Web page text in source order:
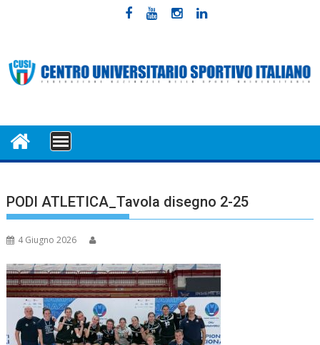
MENU
PODI ATLETICA_Tavola disegno 2-25
4 Giugno 2026